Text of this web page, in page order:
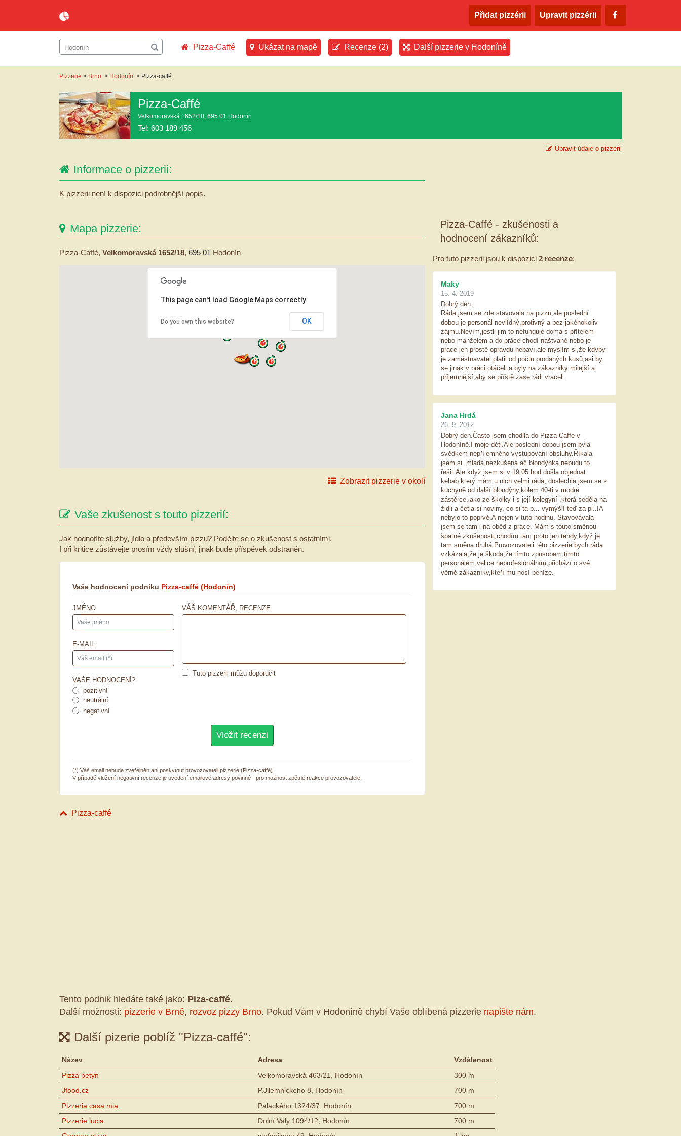
Přidat pizzérii Upravit pizzérii
Pizza-Caffé Ukázat na mapě Recenze (2) Další pizzerie v Hodoníně
Pizzerie > Brno > Hodonín > Pizza-caffé
Pizza-Caffé
Velkomoravská 1652/18, 695 01 Hodonín
Tel: 603 189 456
Upravit údaje o pizzerii
Informace o pizzerii:
K pizzerii není k dispozici podrobnější popis.
Mapa pizzerie:
Pizza-Caffé, Velkomoravská 1652/18, 695 01 Hodonín
This page can't load Google Maps correctly.
Do you own this website? OK
Zobrazit pizzerie v okolí
Vaše zkušenost s touto pizzerií:
Jak hodnotíte služby, jídlo a především pizzu? Podělte se o zkušenost s ostatními.
I při kritice zůstávejte prosím vždy slušní, jinak bude příspěvek odstraněn.
Vaše hodnocení podniku Pizza-caffé (Hodonín)
JMÉNO:
E-MAIL:
VAŠE HODNOCENÍ?
pozitivní
neutrální
negativní
VÁŠ KOMENTÁŘ, RECENZE
Tuto pizzerii můžu doporučit
(*) Váš email nebude zveřejněn ani poskytnut provozovateli pizzerie (Pizza-caffé).
V případě vložení negativní recenze je uvedení emailové adresy povinné - pro možnost zpětné reakce provozovatele.
Pizza-caffé
Pizza-Caffé - zkušenosti a
hodnocení zákazníků:
Pro tuto pizzerii jsou k dispozici2 recenze:
Maky
15. 4. 2019
Dobrý den.
Ráda jsem se zde stavovala na pizzu,ale poslední
dobou je personál nevlídný,protivný a bez jakéhokoliv
zájmu.Nevím,jestli jim to nefunguje doma s přítelem
nebo manželem a do práce chodí naštvané nebo je
práce jen prostě opravdu nebaví,ale myslím si,že kdyby
je zaměstnavatel platil od počtu prodaných kusů,asi by
se jinak v práci otáčeli a byly na zákazníky milejší a
příjemnější,aby se příště zase rádi vraceli.
Jana Hrdá
26. 9. 2012
Dobrý den.Často jsem chodila do Pizza-Caffe v
Hodoníně.I moje děti.Ale poslední dobou jsem byla
svědkem nepříjemného vystupování obsluhy.Říkala
jsem si..mladá,nezkušená ač blondýnka,nebudu to
řešit.Ale když jsem si v 19.05 hod došla objednat
kebab,který mám u nich velmi ráda, doslechla jsem se z
kuchyně od další blondýny,kolem 40-ti v modré
zástěrce,jako ze školky i s její kolegyní ,která seděla na
židli a četla si noviny, co si ta p... vymýšlí teď za pi..!A
nebylo to poprvé.A nejen v tuto hodinu. Stavovávala
jsem se tam i na oběd z práce. Mám s touto směnou
špatné zkušenosti,chodím tam proto jen tehdy,když je
tam směna druhá.Provozovateli této pizzerie bych ráda
vzkázala,že je škoda,že tímto způsobem,tímto
personálem,velice neprofesionálním,přichází o své
věrné zákazníky,kteří mu nosí peníze.
Tento podnik hledáte také jako: Piza-caffé.
Další možnosti: pizzerie v Brně, rozvoz pizzy Brno. Pokud Vám v Hodoníně chybí Vaše oblíbená pizzerie napište nám.
Další pizerie poblíž "Pizza-caffé":
Název Adresa
Vzdálenost
Pizza betyn
Velkomoravská 463/21, Hodonín
300 m
Jfood.cz
P.Jilemnickeho 8, Hodonín
700 m
Pizzeria casa mia
Palackého 1324/37, Hodonín
700 m
Pizzerie lucia
Dolní Valy 1094/12, Hodonín
700 m